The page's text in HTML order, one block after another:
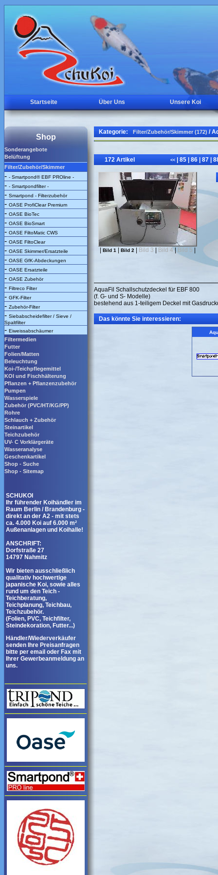
Startseite Über Uns Unsere Koi
Shop
Sonderangebote
Belüftung
Filter/Zubehör/Skimmer
- - Smartpond® EBF PROline -
- - Smartpondfilter -
- Smartpond - Filterzubehör
- OASE ProfiClear Premium
- OASE BioTec
- OASE BioSmart
- OASE FiltoMatic CWS
- OASE FiltoClear
- OASE Skimmer/Ersatzteile
- OASE GfK-Abdeckungen
- OASE Ersatzteile
- OASE Zubehör
- Filtreco Filter
- GFK-Filter
- Zubehör-Filter
- Siebabscheidefilter / Sieve /
Spaltfilter
- Eiweissabschäumer
Filtermedien
Futter
Folien/Matten
Beleuchtung
Koi-/Teichpflegemittel
KOI und Fischhälterung
Pflanzen + Pflanzenzubehör
Pumpen
Wasserspiele
Zubehör (PVC/HT/KG/PP)
Rohre
Schlauch + Zubehör
Steinartikel
Teichzubehör
UV- C Vorklärgeräte
Wasseranalyse
Geschenkartikel
Shop - Suche
Shop - Sitemap
SCHUKOI
Ihr führender Koihändler im
Raum Berlin / Brandenburg -
direkt an der A2 - mit stets
ca. 4.000 Koi auf 6.000 m²
Außenanlagen und Koihalle!
ANSCHRIFT:
Dorfstraße 27
14797 Nahmitz
Wir bieten ausschließlich
qualitativ hochwertige
japanische Koi, sowie alles
rund um den Teich -
Teichberatung,
Teichplanung, Teichbau,
Teichzubehör.
(Folien, PVC, Teichfilter,
Steindekoration, Futter...)
Händler/Wiederverkäufer
senden Ihre Preisanfragen
bitte per email oder Fax mit
Ihrer Gewerbeanmeldung an
uns.
Kategorie: Filter/Zubehör/Skimmer (172) /
172 Artikel << 85 86 87
Bild 1| Bild 2| Bild 3 Bild 4| Bild 5
AquaFil Schallschutzdeckel für EBF 800
(f. G- und S- Modelle)
bestehend aus 1-teiligem Deckel mit
Das könnte Sie interessieren: